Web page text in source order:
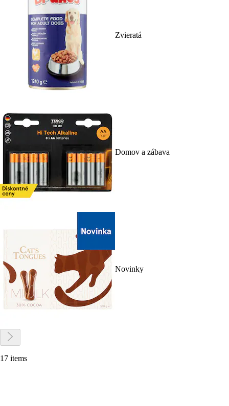
Zvieratá
Domov a zábava
Novinky
17 items